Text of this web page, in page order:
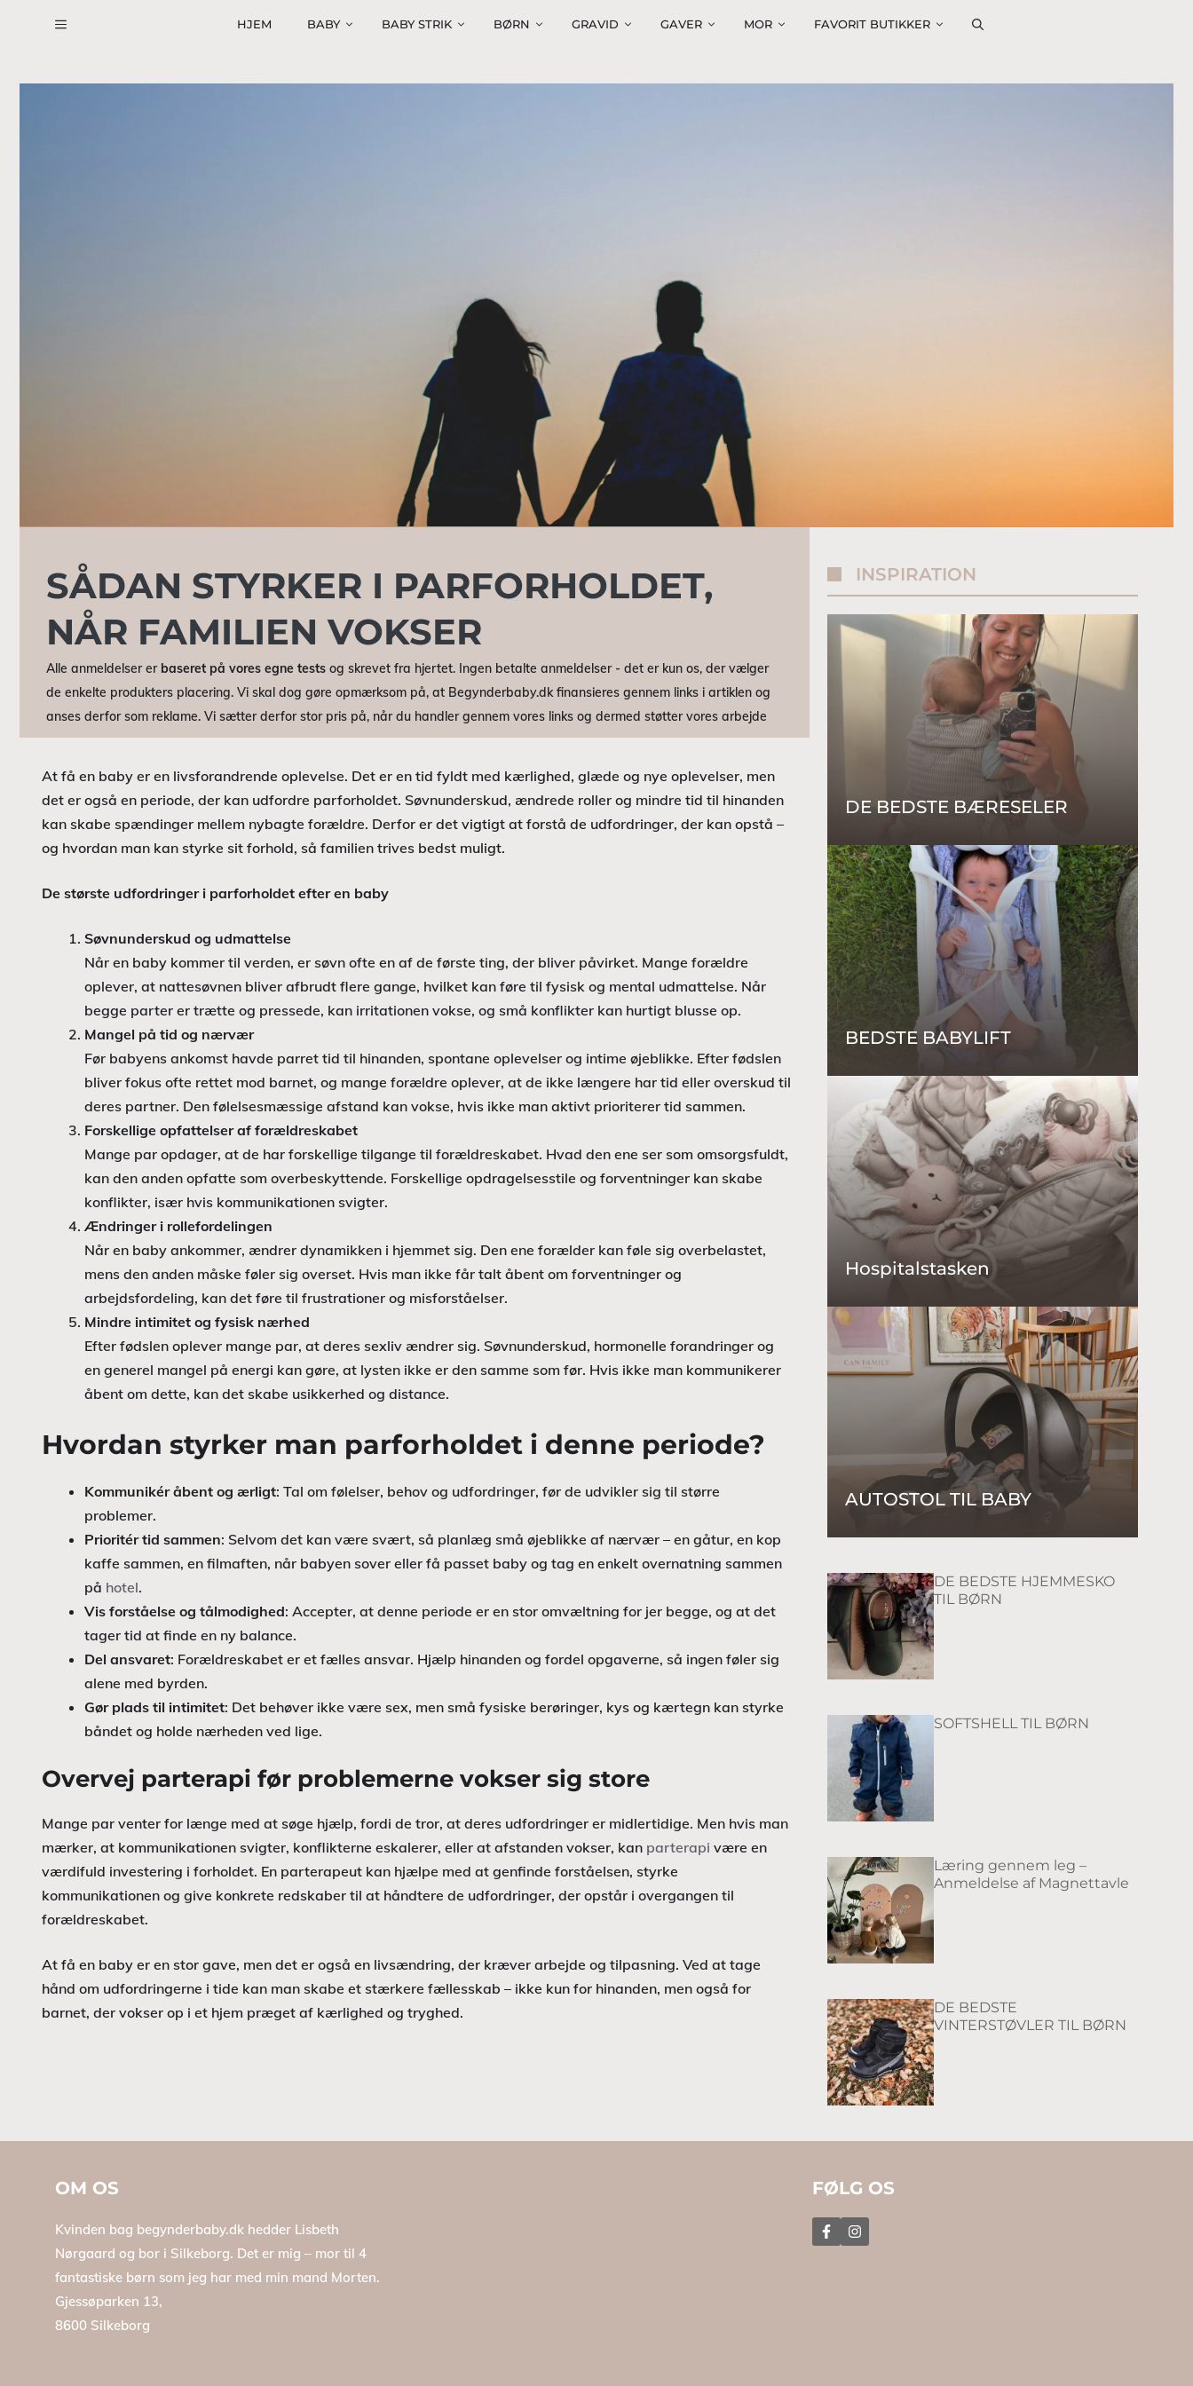
HJEM BABY BABY STRIK BØRN GRAVID GAVER MOR FAVORIT BUTIKKER
SÅDAN STYRKER I PARFORHOLDET,
NÅR FAMILIEN VOKSER
Alle anmeldelser er baseret på vores egne tests og skrevet fra hjertet. Ingen betalte anmeldelser - det er kun os, der vælger
de enkelte produkters placering. Vi skal dog gøre opmærksom på, at Begynderbaby.dk finansieres gennem links i artiklen og
anses derfor som reklame. Vi sætter derfor stor pris på, når du handler gennem vores links og dermed støtter vores arbejde
At få en baby er en livsforandrende oplevelse. Det er en tid fyldt med kærlighed, glæde og nye oplevelser, men
det er også en periode, der kan udfordre parforholdet. Søvnunderskud, ændrede roller og mindre tid til hinanden
kan skabe spændinger mellem nybagte forældre. Derfor er det vigtigt at forstå de udfordringer, der kan opstå –
og hvordan man kan styrke sit forhold, så familien trives bedst muligt.
De største udfordringer i parforholdet efter en baby
Søvnunderskud og udmattelse
Når en baby kommer til verden, er søvn ofte en af de første ting, der bliver påvirket. Mange forældre
oplever, at nattesøvnen bliver afbrudt flere gange, hvilket kan føre til fysisk og mental udmattelse. Når
begge parter er trætte og pressede, kan irritationen vokse, og små konflikter kan hurtigt blusse op.
Mangel på tid og nærvær
Før babyens ankomst havde parret tid til hinanden, spontane oplevelser og intime øjeblikke. Efter fødslen
bliver fokus ofte rettet mod barnet, og mange forældre oplever, at de ikke længere har tid eller overskud til
deres partner. Den følelsesmæssige afstand kan vokse, hvis ikke man aktivt prioriterer tid sammen.
Forskellige opfattelser af forældreskabet
Mange par opdager, at de har forskellige tilgange til forældreskabet. Hvad den ene ser som omsorgsfuldt,
kan den anden opfatte som overbeskyttende. Forskellige opdragelsesstile og forventninger kan skabe
konflikter, især hvis kommunikationen svigter.
Ændringer i rollefordelingen
Når en baby ankommer, ændrer dynamikken i hjemmet sig. Den ene forælder kan føle sig overbelastet,
mens den anden måske føler sig overset. Hvis man ikke får talt åbent om forventninger og
arbejdsfordeling, kan det føre til frustrationer og misforståelser.
Mindre intimitet og fysisk nærhed
Efter fødslen oplever mange par, at deres sexliv ændrer sig. Søvnunderskud, hormonelle forandringer og
en generel mangel på energi kan gøre, at lysten ikke er den samme som før. Hvis ikke man kommunikerer
åbent om dette, kan det skabe usikkerhed og distance.
Hvordan styrker man parforholdet i denne periode?
Kommunikér åbent og ærligt: Tal om følelser, behov og udfordringer, før de udvikler sig til større
problemer.
Prioritér tid sammen: Selvom det kan være svært, så planlæg små øjeblikke af nærvær – en gåtur, en kop
kaffe sammen, en filmaften, når babyen sover eller få passet baby og tag en enkelt overnatning sammen
på hotel.
Vis forståelse og tålmodighed: Accepter, at denne periode er en stor omvæltning for jer begge, og at det
tager tid at finde en ny balance.
Del ansvaret: Forældreskabet er et fælles ansvar. Hjælp hinanden og fordel opgaverne, så ingen føler sig
alene med byrden.
Gør plads til intimitet: Det behøver ikke være sex, men små fysiske berøringer, kys og kærtegn kan styrke
båndet og holde nærheden ved lige.
Overvej parterapi før problemerne vokser sig store
Mange par venter for længe med at søge hjælp, fordi de tror, at deres udfordringer er midlertidige. Men hvis man
mærker, at kommunikationen svigter, konflikterne eskalerer, eller at afstanden vokser, kan parterapi være en
værdifuld investering i forholdet. En parterapeut kan hjælpe med at genfinde forståelsen, styrke
kommunikationen og give konkrete redskaber til at håndtere de udfordringer, der opstår i overgangen til
forældreskabet.
At få en baby er en stor gave, men det er også en livsændring, der kræver arbejde og tilpasning. Ved at tage
hånd om udfordringerne i tide kan man skabe et stærkere fællesskab – ikke kun for hinanden, men også for
barnet, der vokser op i et hjem præget af kærlighed og tryghed.
INSPIRATION
DE BEDSTE BÆRESELER
BEDSTE BABYLIFT
Hospitalstasken
AUTOSTOL TIL BABY
DE BEDSTE HJEMMESKO
TIL BØRN
SOFTSHELL TIL BØRN
Læring gennem leg –
Anmeldelse af Magnettavle
DE BEDSTE
VINTERSTØVLER TIL BØRN
OM OS
Kvinden bag begynderbaby.dk hedder Lisbeth
Nørgaard og bor i Silkeborg. Det er mig – mor til 4
fantastiske børn som jeg har med min mand Morten.
Gjessøparken 13,
8600 Silkeborg
FØLG OS